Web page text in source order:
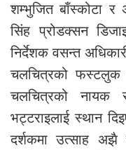
शम्भुजित बाँस्कोटा
सिंह प्रोडक्सन
निर्देशक वसन्त
चलचित्रको फस्टलुक
चलचित्रको नायक
भट्टराइलाई स्थान
दर्शकमा उत्साह